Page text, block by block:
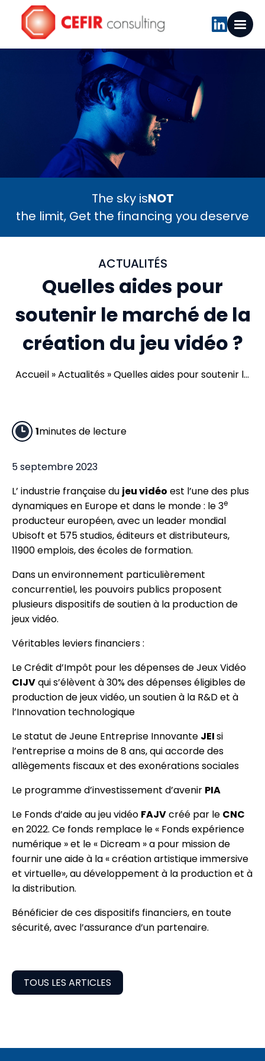
The sky isNOT
the limit, Get the financing you deserve
ACTUALITÉS
Quelles aides pour
soutenir le marché de la
création du jeu vidéo ?
Accueil »Actualités »Quelles aides pour soutenir le
1minutes de lecture
5 septembre 2023
L’ industrie française du jeu vidéo est l’une des plus
dynamiques en Europe et dans le monde : le 3e
producteur européen, avec un leader mondial
Ubisoft et 575 studios, éditeurs et distributeurs,
11900 emplois, des écoles de formation.
Dans un environnement particulièrement
concurrentiel, les pouvoirs publics proposent
plusieurs dispositifs de soutien à la production de
jeux vidéo.
Véritables leviers financiers :
Le Crédit d’Impôt pour les dépenses de Jeux Vidéo
CIJVqui s’élèvent à 30% des dépenses éligibles de
production de jeux vidéo, un soutien à la R&D et à
l’Innovation technologique
Le statut de Jeune Entreprise Innovante JEIsi
l’entreprise a moins de 8 ans, qui accorde des
allègements fiscaux et des exonérations sociales
Le programme d’investissement d’avenir PIA
Le Fonds d’aide au jeu vidéo FAJVcréé par le CNC
en 2022. Ce fonds remplace le « Fonds expérience
numérique » et le « Dicream » a pour mission de
fournir une aide à la « création artistique immersive
et virtuelle», au développement à la production et à
la distribution.
Bénéficier de ces dispositifs financiers, en toute
sécurité, avec l’assurance d’un partenaire.
TOUS LES ARTICLES